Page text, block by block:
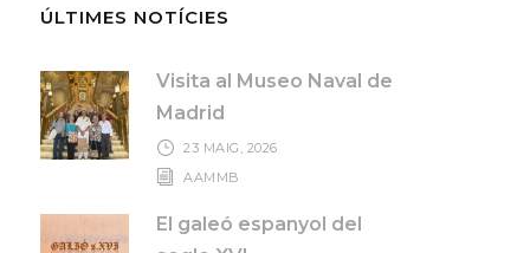
ÚLTIMES NOTÍCIES
Visita al Museo Naval de
Madrid
23 MAIG, 2026
AAMMB
El galeó espanyol del